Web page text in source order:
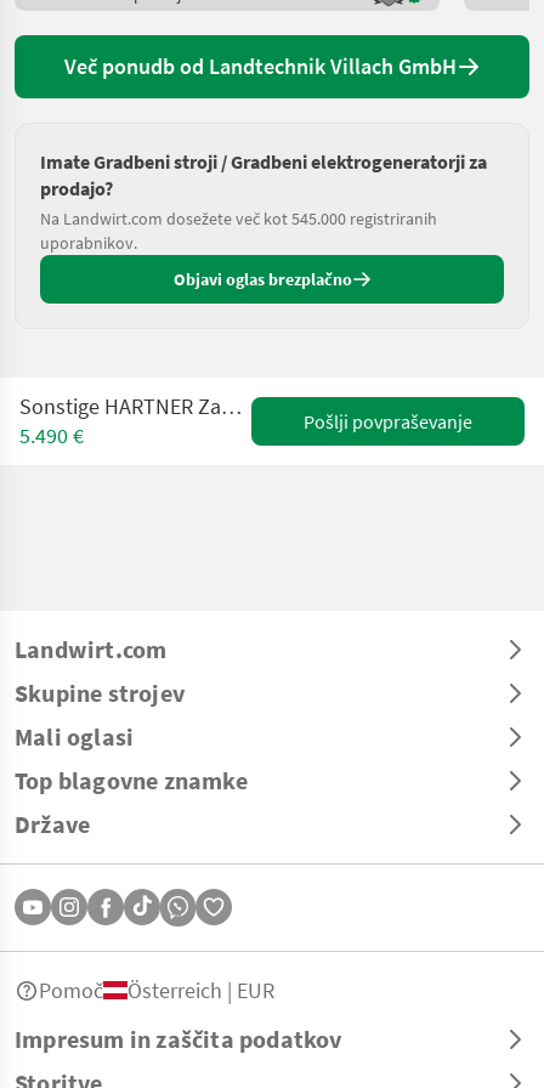
Več ponudb od Landtechnik Villach GmbH
Imate Gradbeni stroji / Gradbeni elektrogeneratorji za
prodajo?
Na Landwirt.com dosežete več kot 545.000 registriranih
uporabnikov.
Objavi oglas brezplačno
Sonstige HARTNER Zapfwellengenerator 42,0 kVA
5.490 €
Pošlji povpraševanje
Landwirt.com
Skupine strojev
Mali oglasi
Top blagovne znamke
Države
Impresum in zaščita podatkov
Pomoč Österreich | EUR